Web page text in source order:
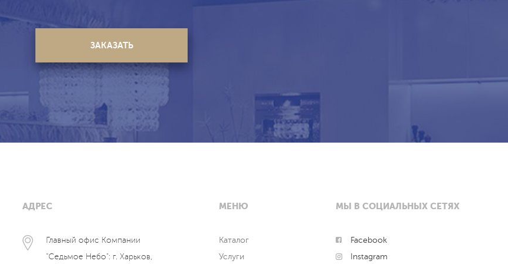
АДРЕС
Главный офис Компании
"Седьмое Небо": г. Харьков,
МЕНЮ
Каталог
Услуги
МЫ В СОЦИАЛЬНЫХ СЕТЯХ
Facebook
Instagram